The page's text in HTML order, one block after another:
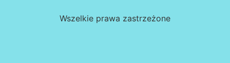
Wszelkie prawa zastrzeżone